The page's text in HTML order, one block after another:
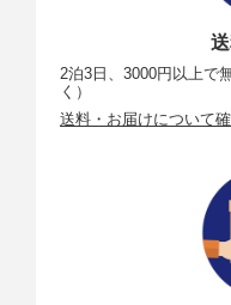
2泊3日、3000円以上で
く）
送料・お届けについて